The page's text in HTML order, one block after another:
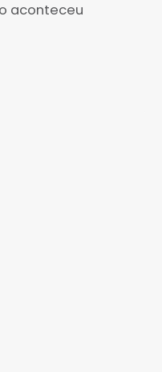
aconteceu